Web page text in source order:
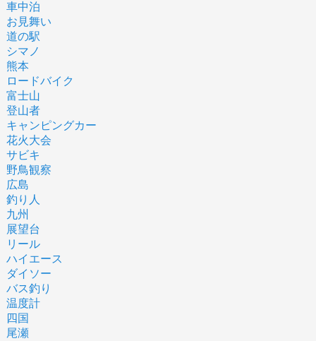
車中泊
お見舞い
道の駅
シマノ
熊本
ロードバイク
富士山
登山者
キャンピングカー
花火大会
サビキ
野鳥観察
広島
釣り人
九州
展望台
リール
ハイエース
ダイソー
バス釣り
温度計
四国
尾瀬